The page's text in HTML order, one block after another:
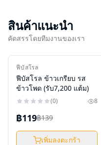
สินค้าแนะนำ
คัดสรรโดยทีมงานของเรา
ใหม่
-14%
ฟีบัสโรล
ฟีบัสโรล ข้าวเกรียบ รส
ข้าวโพด (รับ7,200 แต้ม)
(0) 8
฿119฿139
เพิ่มลงตะกร้า